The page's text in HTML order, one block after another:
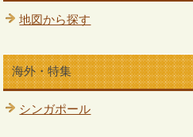
地図から探す
海外・特集
シンガポール